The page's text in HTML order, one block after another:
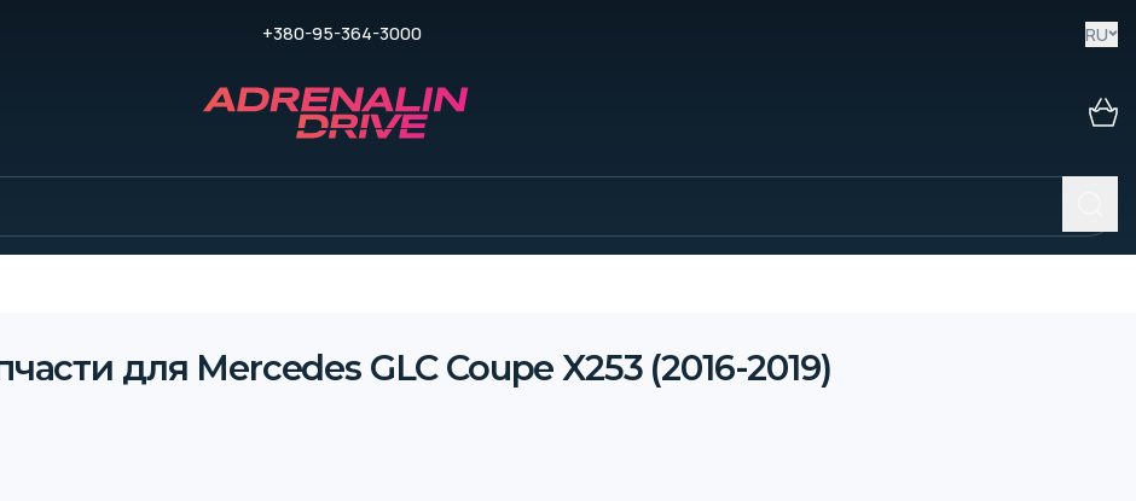
+380-95-364-3000 RU
для Mercedes GLC Coupe X253 (2016-2019)